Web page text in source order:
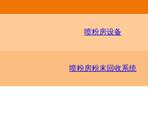
喷粉房设备
喷粉房粉末回收系统